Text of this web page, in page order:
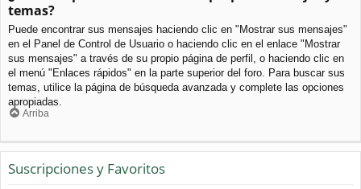
temas?
Puede encontrar sus mensajes haciendo clic en "Mostrar sus mensajes"
en el Panel de Control de Usuario o haciendo clic en el enlace "Mostrar
sus mensajes" a través de su propio página de perfil, o haciendo clic en
el menú "Enlaces rápidos" en la parte superior del foro. Para buscar sus
temas, utilice la página de búsqueda avanzada y complete las opciones
apropiadas.
Arriba
Suscripciones y Favoritos